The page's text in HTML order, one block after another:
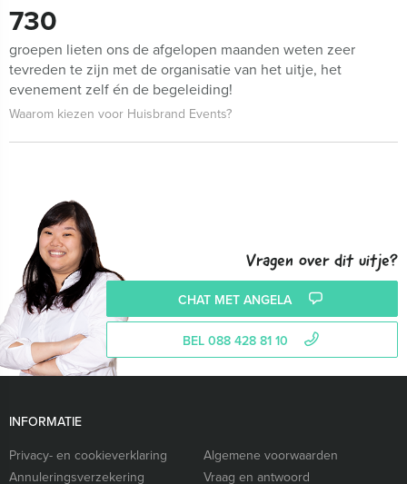
730
groepen lieten ons de afgelopen maanden weten zeer
tevreden te zijn met de organisatie van het uitje, het
evenement zelf én de begeleiding!
Waarom kiezen voor Huisbrand Events?
Vragen over dit uitje?
CHAT MET ANGELA
BEL 088 428 81 10
INFORMATIE
Privacy- en cookieverklaring
Algemene voorwaarden
Annuleringsverzekering
Vraag en antwoord